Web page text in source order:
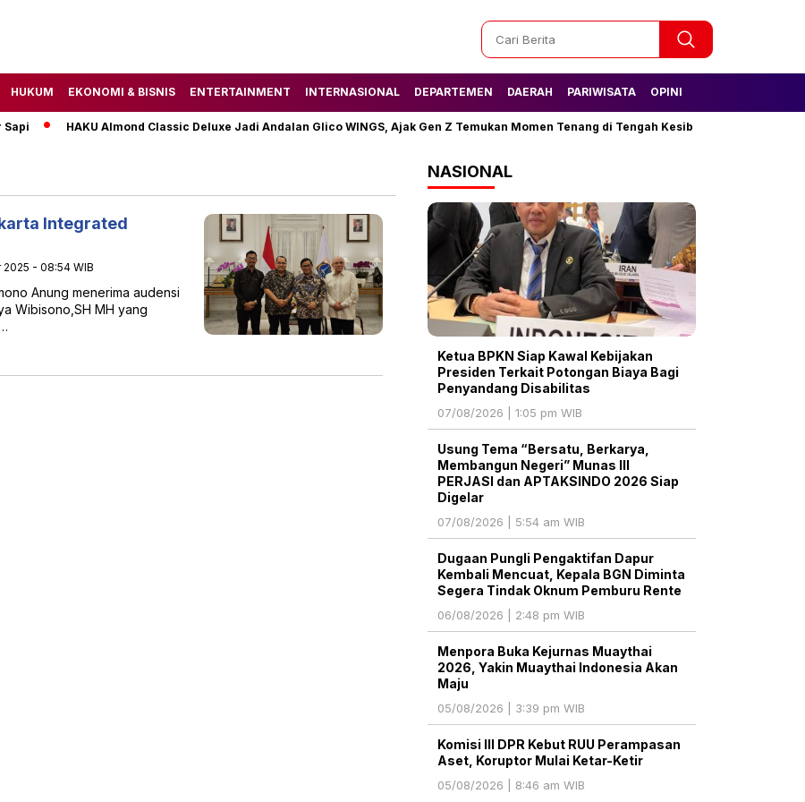
HUKUM EKONOMI & BISNIS ENTERTAINMENT INTERNASIONAL DEPARTEMEN DAERAH PARIWISATA OPINI
HAKU Almond Classic Deluxe Jadi Andalan Glico WINGS, Ajak Gen Z Temukan Momen Tenang di Tengah Kesibukan
Integrated
2025 - 08:54 WIB
Anung menerima audensi
Wibisono,SH MH yang
NASIONAL
Ketua BPKN Siap Kawal Kebijakan
Presiden Terkait Potongan Biaya Bagi
Penyandang Disabilitas
07/08/2026 | 1:05 pm WIB
Usung Tema “Bersatu, Berkarya,
Membangun Negeri” Munas III
PERJASI dan APTAKSINDO 2026 Siap
Digelar
07/08/2026 | 5:54 am WIB
Dugaan Pungli Pengaktifan Dapur
Kembali Mencuat, Kepala BGN Diminta
Segera Tindak Oknum Pemburu Rente
06/08/2026 | 2:48 pm WIB
Menpora Buka Kejurnas Muaythai
2026, Yakin Muaythai Indonesia Akan
Maju
05/08/2026 | 3:39 pm WIB
Komisi III DPR Kebut RUU Perampasan
Aset, Koruptor Mulai Ketar-Ketir
05/08/2026 | 8:46 am WIB